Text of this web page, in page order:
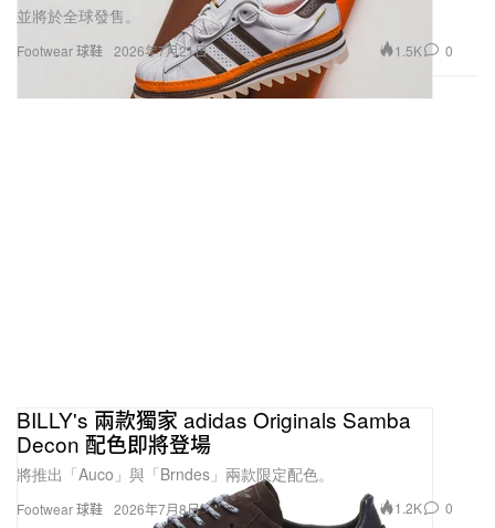
Footwear 球鞋
並將於全球發售。
2026年7月21日 1.5K 0
Footwear 球鞋
BILLY's 兩款獨家 adidas Originals Samba
Decon 配色即將登場
將推出「Auco」與「Brndes」兩款限定配色。
2026年7月8日 1.2K 0